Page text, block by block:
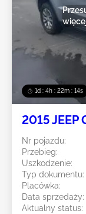
1d : 4h : 22m : 12s
2015 JEEP
Nr pojazdu:
Przebieg:
Uszkodzenie:
Typ dokumentu:
Placówka:
Data sprzedaży:
Aktualny status: